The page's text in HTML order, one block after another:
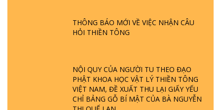
THÔNG BÁO MỚI VỀ VIỆC NHẬN CÂU
HỎI THIỀN TÔNG
NỘI QUY CỦA NGƯỜI TU THEO ĐẠO
PHẬT KHOA HỌC VẬT LÝ THIỀN TÔNG
VIỆT NAM, ĐỀ XUẤT THU LẠI GIẤY YẾU
CHỈ BẢNG GỖ BÍ MẬT CỦA BÀ NGUYỄN
PHẬT GIỚI CÓ THỜI GIAN KHÔNG? |
TTTD
LÀ AI? QUỶ SA TĂNG? | TTTD
GIẢI ĐÁP THIỀN TÔNG ĐẶC BIỆT P22 - TẠI
SAO TRÁI ĐẤT NHIỀU THIÊN TAI - LŨ LỤT